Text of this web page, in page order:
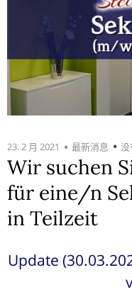
23. 2 月 2021 最新消息 没
Wir suchen
für eine/n
in Teilzeit
Update